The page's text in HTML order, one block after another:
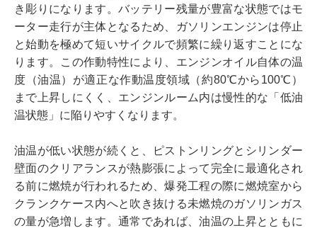
き彫りになります。バッテリー残量が豊富な状態ではモ
ーター走行が主体となるため、ガソリンエンジンは停止
と始動を極めて短いサイクルで頻繁に繰り返すことにな
ります。この作動特性により、エンジンオイル自体の温
度（油温）が適正な作動温度領域（約80℃から100℃）
まで上昇しにくく、エンジンルーム内は慢性的な「低油
温状態」に陥りやすくなります。
油温が低い状態が続くと、ピストンリングとシリンダー
壁面のクリアランスが熱膨張によって完全に最適化され
る前に燃焼が行われるため、爆発工程の際に燃焼室から
クランクケース内へと吹き抜ける未燃焼のガソリンガス
の量が急増します。通常であれば、油温の上昇とともに